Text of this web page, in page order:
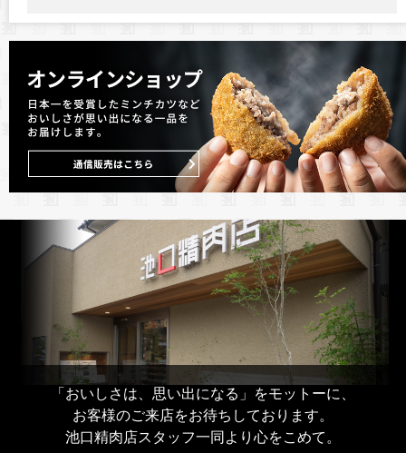
「おいしさは、思い出になる」をモットーに、
お客様のご来店をお待ちしております。
池口精肉店スタッフ一同より心をこめて。